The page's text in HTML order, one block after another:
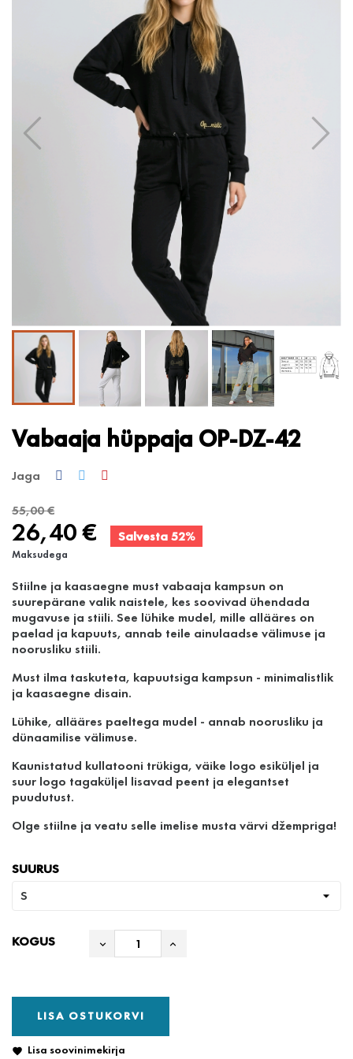
Vabaaja hüppaja OP-DZ-42
Jaga
55,00 €
26,40 € Salvesta 52%
Maksudega
Stiilne ja kaasaegne must vabaaja kampsun on
suurepärane valik naistele, kes soovivad ühendada
mugavuse ja stiili. See lühike mudel, mille allääres on
paelad ja kapuuts, annab teile ainulaadse välimuse ja
noorusliku stiili.
Must ilma taskuteta, kapuutsiga kampsun - minimalistlik
ja kaasaegne disain.
Lühike, allääres paeltega mudel - annab noorusliku ja
dünaamilise välimuse.
Kaunistatud kullatooni trükiga, väike logo esiküljel ja
suur logo tagaküljel lisavad peent ja elegantset
puudutust.
Olge stiilne ja veatu selle imelise musta värvi džempriga!
SUURUS
KOGUS
LISA OSTUKORVI
 Lisa soovinimekirja